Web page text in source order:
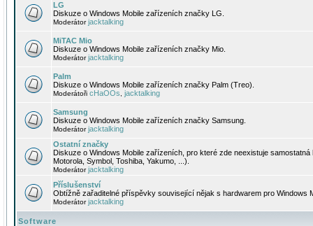
LG
Diskuze o Windows Mobile zařízeních značky LG.
Moderátorjacktalking
MiTAC Mio
Diskuze o Windows Mobile zařízeních značky Mio.
Moderátorjacktalking
Palm
Diskuze o Windows Mobile zařízeních značky Palm (Treo).
Moderátoři cHaOOs jacktalking
Samsung
Diskuze o Windows Mobile zařízeních značky Samsung.
Moderátorjacktalking
Ostatní značky
Diskuze o Windows Mobile zařízeních, pro které zde neexistuje
Motorola, Symbol, Toshiba, Yakumo, ...).
Moderátorjacktalking
Příslušenství
Obtížně zařaditelné příspěvky související nějak s hardwarem pro Windows
Moderátorjacktalking
Software